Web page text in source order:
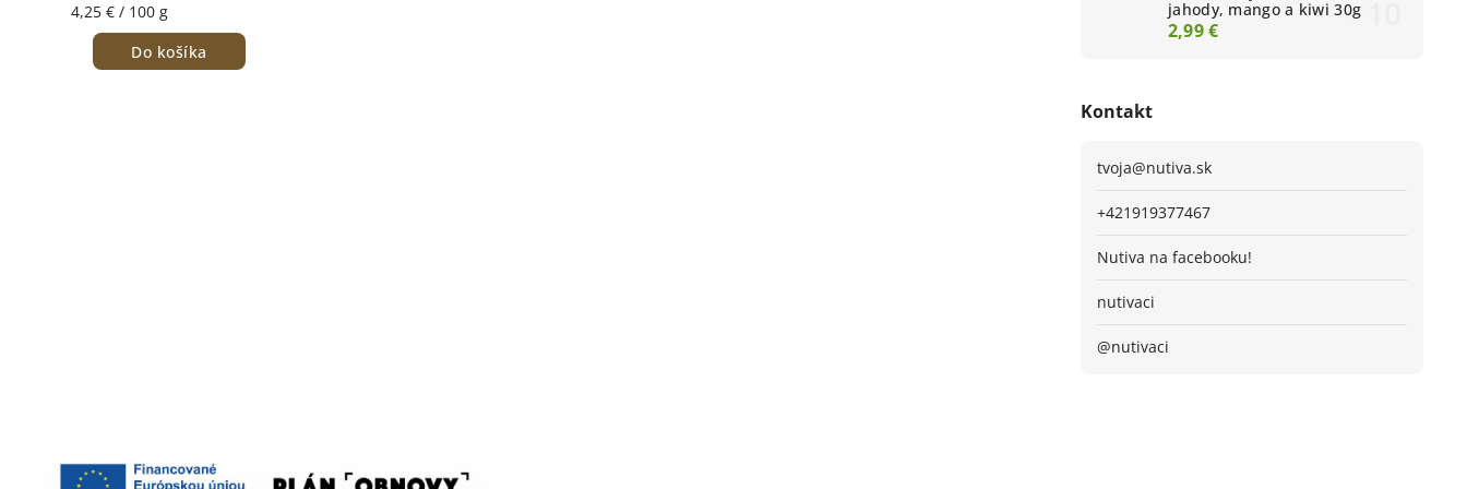
jahody, mango a kiwi 30g
2,99 €
Kontakt
tvoja@nutiva.sk
+421919377467
Nutiva na facebooku!
nutivaci
@nutivaci
4,25 € / 100 g
Do košíka